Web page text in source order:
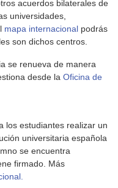
acuerdos bilaterales de
universidades,
mapa internacional podrás
son dichos centros.
se renueva de manera
desde la Oficina de
los estudiantes realizar un
universitaria española
se encuentra
firmado. Más